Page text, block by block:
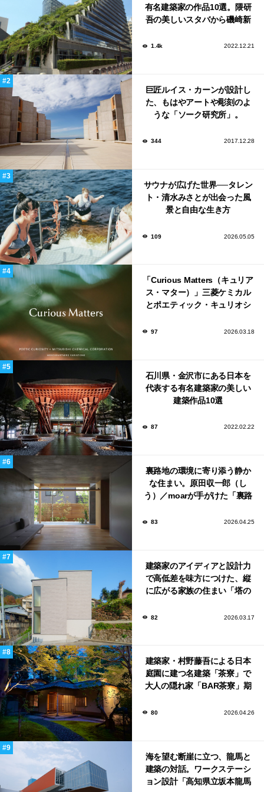
有名建築家の作品10選。隈研
吾の美しいスタバから磯崎新
1.4k 2022.12.21
巨匠ルイス・カーンが設計し
た、もはやアートや彫刻のよ
うな「ソーク研究所」。
344 2017.12.28
サウナが広げた世界──タレン
ト・清水みさとが出会った風
景と自由な生き方
109 2026.05.05
「Curious Matters（キュリア
ス・マター）」三菱ケミカル
とポエティック・キュリオシ
ンウィーク2026で初出展
97 2026.03.18
石川県・金沢市にある日本を
代表する有名建築家の美しい
建築作品10選
87 2022.02.22
裏路地の環境に寄り添う静か
な住まい。原田収一郎（し
う）／moarが手がけた「裏路
83 2026.04.25
建築家のアイディアと設計力
で高低差を味方につけた、縦
に広がる家族の住まい「塔の
82 2026.03.17
建築家・村野藤吾による日本
庭園に建つ名建築「茶寮」で
大人の隠れ家「BAR茶寮」期
80 2026.04.26
海を望む断崖に立つ、龍馬と
建築の対話。ワークステーシ
ョン設計「高知県立坂本龍馬